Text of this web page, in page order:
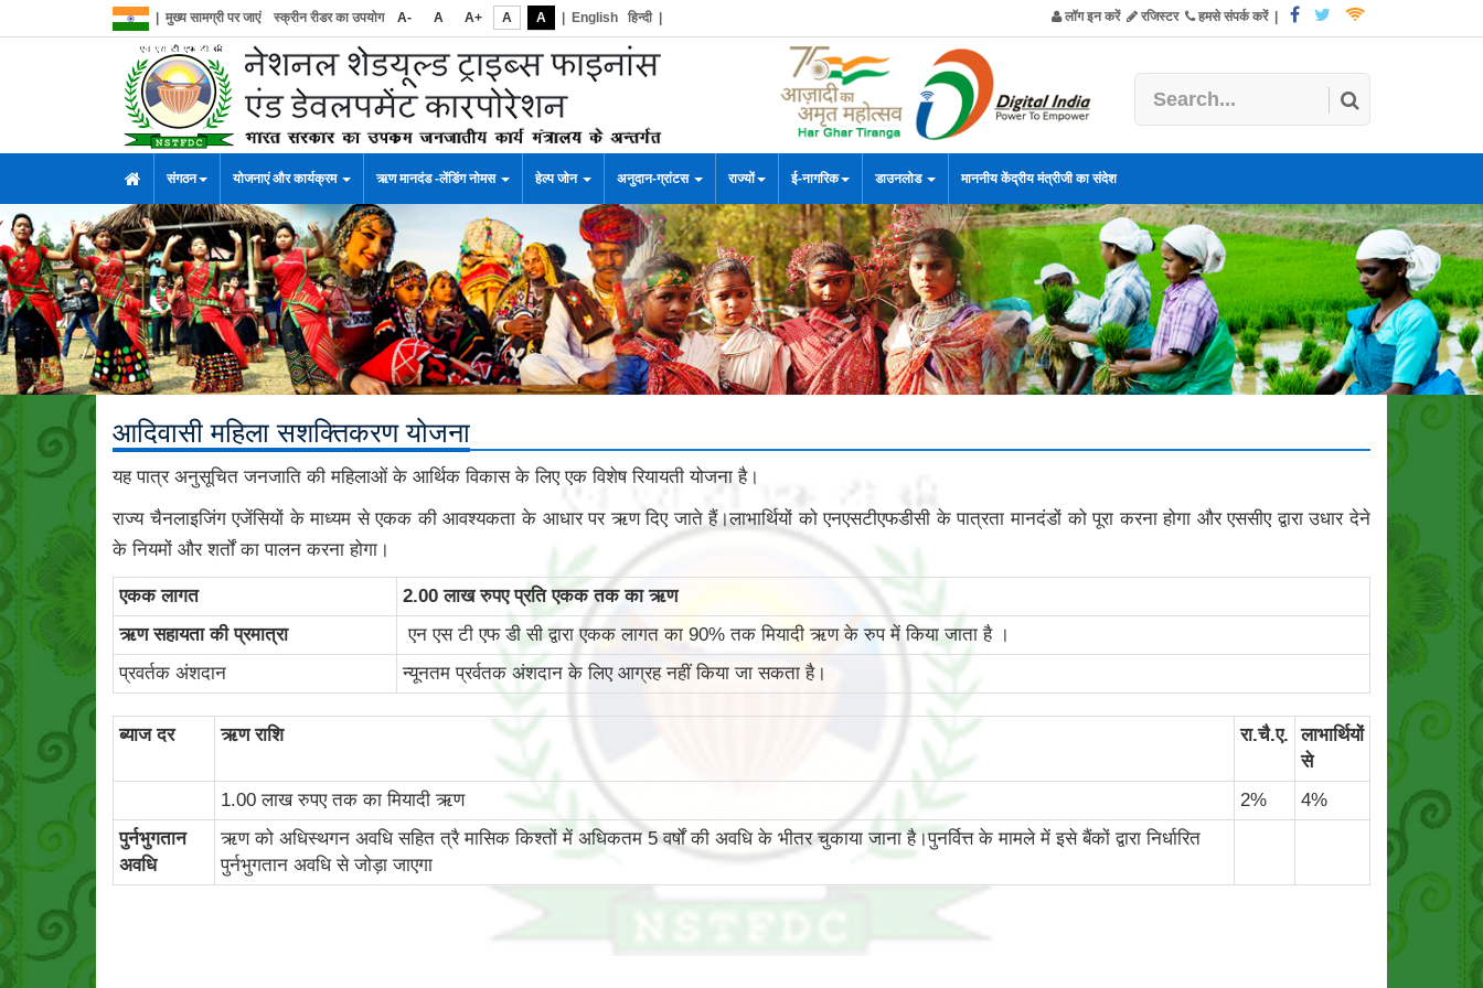
मुख्य सामग्री पर जाएं स्क्रीन रीडर का उपयोग A- A A+ A A English हिन्दी| लॉग इन करें रजिस्टर हमसे संपर्क करें|
संगठन योजनाएं और कार्यक्रम ऋण मानदंड -लेंडिंग नोमस हेल्प जोन अनुदान-ग्रांटस राज्यों ई-नागरिक डाउनलोड माननीय केंद्रीय मंत्रीजी का संदेश
आदिवासी महिला सशक्तिकरण योजना
यह पात्र अनुसूचित जनजाति की महिलाओं के आर्थिक विकास के लिए एक विशेष रियायती योजना है।
राज्य चैनलाइजिंग एजेंसियों के माध्यम से एकक की आवश्यकता के आधार पर ऋण दिए जाते हैं।लाभार्थियों को एनएसटीएफडीसी के पात्रता मानदंडों को पूरा करना होगा और एससीए द्वारा उधार देने
के नियमों और शर्तों का पालन करना होगा।
एकक लागत
2.00 लाख रुपए प्रति एकक तक का ऋण
ऋण सहायता की प्रमात्रा
एन एस टी एफ डी सी द्वारा एकक लागत का 90% तक मियादी ऋण के रुप में किया जाता है ।
प्रवर्तक अंशदान
न्यूनतम प्रर्वतक अंशदान के लिए आग्रह नहीं किया जा सकता है।
ब्‍याज दर ऋण राशि रा.चै.ए.
लाभार्थियों
से
1.00 लाख रुपए तक का मियादी ऋण
2%
4%
पुर्नभुगतान
अवधि
ऋण को अधिस्थगन अवधि सहित त्रै मासिक किश्तों में अधिकतम 5 वर्षों की अवधि के भीतर चुकाया जाना है।पुनर्वित्त के मामले में इसे बैंकों द्वारा निर्धारित
पुर्नभुगतान अवधि से जोड़ा जाएगा